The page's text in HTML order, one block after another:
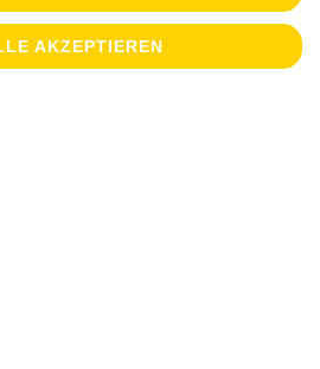
BESTELLEN
AKZEPTIEREN